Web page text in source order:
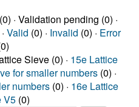
· Validation pending (0) ·
Valid (0) · Invalid (0) · Error
Sieve (0) · 15e Lattice
for smaller numbers (0) ·
numbers (0) · 16e Lattice
V5 (0)